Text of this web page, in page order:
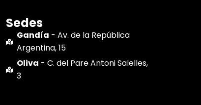
Sedes
Gandía - Av. de la República
Argentina, 15
Oliva - C. del Pare Antoni Salelles,
3